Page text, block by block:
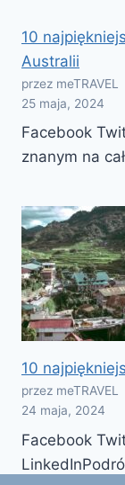
10
Australii
przez meTRAVEL
25 maja, 2024
Facebook
znanym na
10
przez meTRAVEL
24 maja, 2024
Facebook